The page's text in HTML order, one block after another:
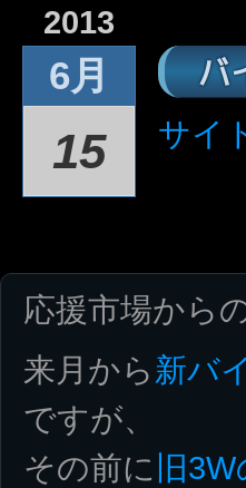
2013
6月
15
バ
サイ
応援市場から
来月から 新バ
ですが、
その前に 旧